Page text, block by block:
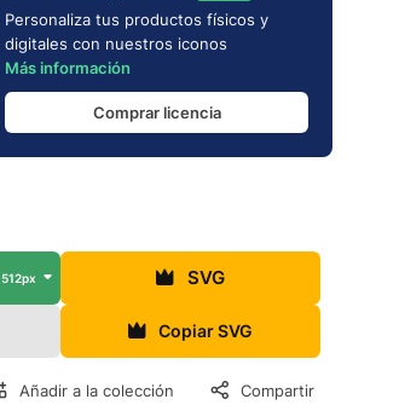
Personaliza tus productos físicos y
digitales con nuestros iconos
Más información
Comprar licencia
512px SVG
Copiar SVG
Añadir a la colección Compartir